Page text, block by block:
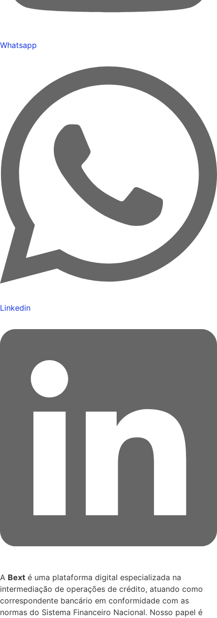
Whatsapp
Linkedin
A Bext é uma plataforma digital especializada na
intermediação de operações de crédito, atuando como
correspondente bancário em conformidade com as
normas do Sistema Financeiro Nacional. Nosso papel é